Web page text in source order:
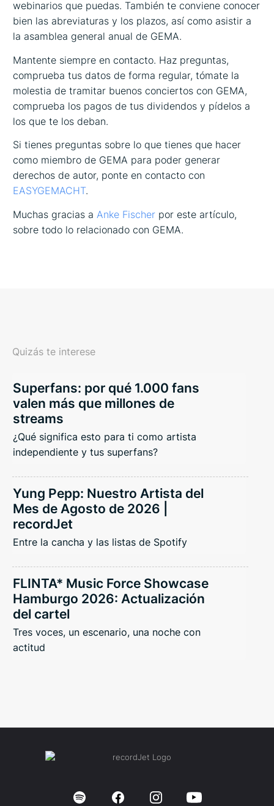
webinarios que puedas. También te conviene conocer
bien las abreviaturas y los plazos, así como asistir a
la asamblea general anual de GEMA.
Mantente siempre en contacto. Haz preguntas,
comprueba tus datos de forma regular, tómate la
molestia de tramitar buenos conciertos con GEMA,
comprueba los pagos de tus dividendos y pídelos a
los que te los deban.
Si tienes preguntas sobre lo que tienes que hacer
como miembro de GEMA para poder generar
derechos de autor, ponte en contacto con
EASYGEMACHT.
Muchas gracias a Anke Fischer por este artículo,
sobre todo lo relacionado con GEMA.
Quizás te interese
Superfans: por qué 1.000 fans
valen más que millones de
streams
¿Qué significa esto para ti como artista
independiente y tus superfans?
Yung Pepp: Nuestro Artista del
Mes de Agosto de 2026 |
recordJet
Entre la cancha y las listas de Spotify
FLINTA* Music Force Showcase
Hamburgo 2026: Actualización
del cartel
Tres voces, un escenario, una noche con
actitud